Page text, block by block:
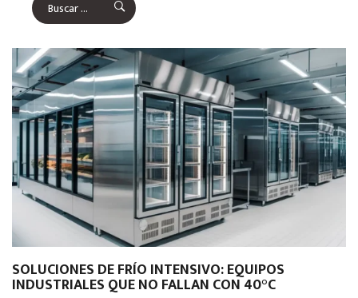
SOLUCIONES DE FRÍO INTENSIVO: EQUIPOS
INDUSTRIALES QUE NO FALLAN CON 40°C